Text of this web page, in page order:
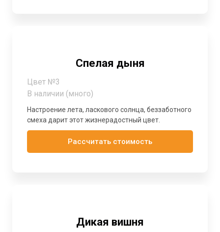
Спелая дыня
Цвет №3
В наличии (много)
Настроение лета, ласкового солнца, беззаботного
смеха дарит этот жизнерадостный цвет.
Рассчитать стоимость
Дикая вишня